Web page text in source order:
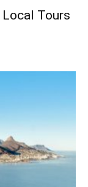
Local Tours